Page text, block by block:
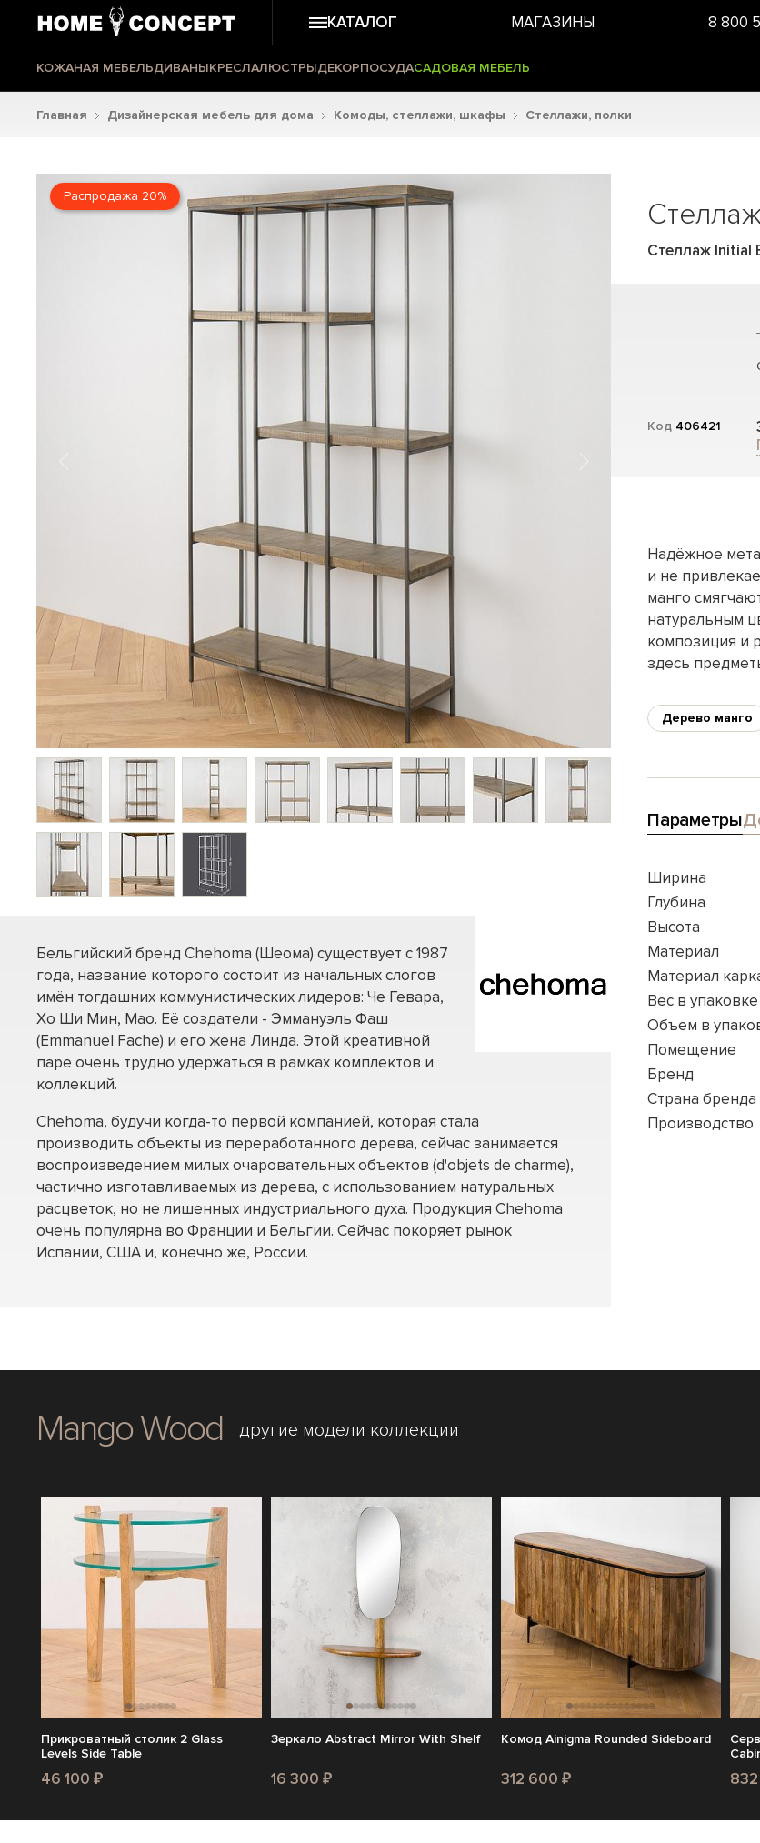
КАТАЛОГ МАГАЗИНЫ 8 800
КОЖАНАЯ МЕБЕЛЬДИВАНЫКРЕСЛАЛЮСТРЫДЕКОРПОСУДАСАДОВАЯ МЕБЕЛЬ
Главная Дизайнерская мебель для дома Комоды, стеллажи, шкафы Стеллажи, полки
Распродажа 20%
Бельгийский бренд Chehoma (Шеома) существует с 1987
года, название которого состоит из начальных слогов
имён тогдашних коммунистических лидеров: Че Гевара,
Хо Ши Мин, Мао. Её создатели - Эммануэль Фаш
(Emmanuel Fache) и его жена Линда. Этой креативной
паре очень трудно удержаться в рамках комплектов и
коллекций.
Chehoma, будучи когда-то первой компанией, которая стала
производить объекты из переработанного дерева, сейчас занимается
воспроизведением милых очаровательных объектов (d'objets de charme),
частично изготавливаемых из дерева, с использованием натуральных
расцветок, но не лишенных индустриального духа. Продукция Chehoma
очень популярна во Франции и Бельгии. Сейчас покоряет рынок
Испании, США и, конечно же, России.
Стеллаж Initial
Код 406421
Надёжное
и не
манго
натуральным
композиция и
здесь
Дерево манго
Параметры
Ширина
Глубина
Высота
Материал
Материал
Вес в упаковке
Объем в
Помещение
Бренд
Страна бренда
Производство
Mango Wood другие модели коллекции
Прикроватный столик 2 Glass
Levels Side Table
46 100 ₽
Зеркало Abstract Mirror With Shelf
16 300 ₽
Комод Ainigma Rounded Sideboard
312 600 ₽